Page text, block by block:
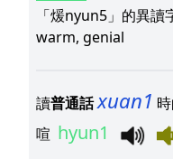
「煖nyun5」的異讀
warm, genial
讀普通話xuan1
喧 hyun1